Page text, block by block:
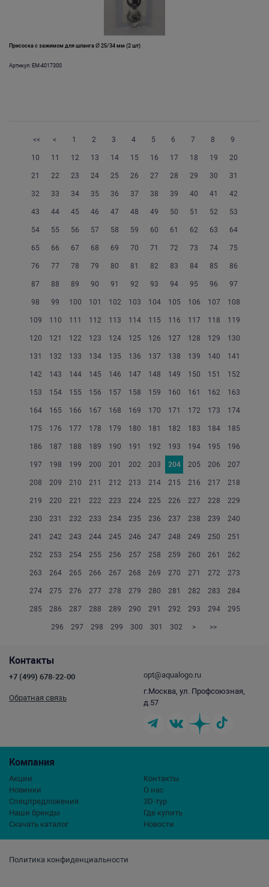
Присоска с зажимом для шланга Ø 25/34 мм (2 шт)
Артикул: EM-4017300
<< < 1 2 3 4 5 6 7 8 9
10 11 12 13 14 15 16 17 18 19 20
21 22 23 24 25 26 27 28 29 30 31
32 33 34 35 36 37 38 39 40 41 42
43 44 45 46 47 48 49 50 51 52 53
54 55 56 57 58 59 60 61 62 63 64
65 66 67 68 69 70 71 72 73 74 75
76 77 78 79 80 81 82 83 84 85 86
87 88 89 90 91 92 93 94 95 96 97
98 99 100 101 102 103 104 105 106 107 108
109 110 111 112 113 114 115 116 117 118 119
120 121 122 123 124 125 126 127 128 129 130
131 132 133 134 135 136 137 138 139 140 141
142 143 144 145 146 147 148 149 150 151 152
153 154 155 156 157 158 159 160 161 162 163
164 165 166 167 168 169 170 171 172 173 174
175 176 177 178 179 180 181 182 183 184 185
186 187 188 189 190 191 192 193 194 195 196
197 198 199 200 201 202 203 204 205 206 207
208 209 210 211 212 213 214 215 216 217 218
219 220 221 222 223 224 225 226 227 228 229
230 231 232 233 234 235 236 237 238 239 240
241 242 243 244 245 246 247 248 249 250 251
252 253 254 255 256 257 258 259 260 261 262
263 264 265 266 267 268 269 270 271 272 273
274 275 276 277 278 279 280 281 282 283 284
285 286 287 288 289 290 291 292 293 294 295
296 297 298 299 300 301 302 > >>
Политика конфиденциальности
Компания
Акции
Новинки
Спецпредложения
Наши бренды
Скачать каталог
Контакты
О нас
3D-тур
Где купить
Новости
Контакты
+7 (499) 678-22-00
Обратная связь
opt@aqualogo.ru
г.Москва, ул. Профсоюзная,
д.57